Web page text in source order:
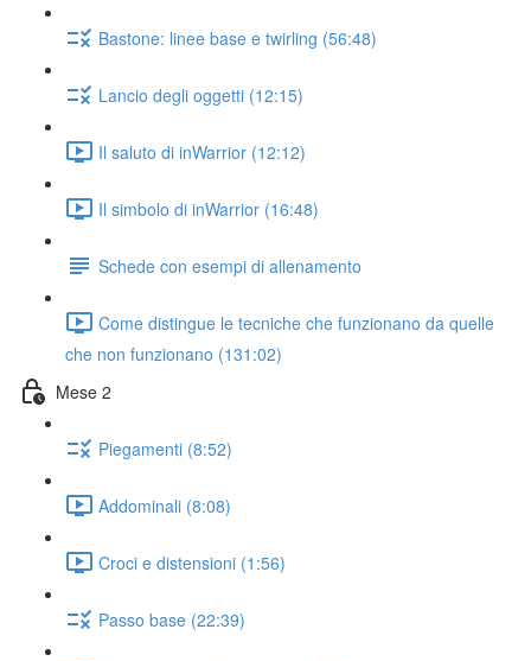
Bastone: linee base e twirling (56:48)
Lancio degli oggetti (12:15)
Il saluto di inWarrior (12:12)
Il simbolo di inWarrior (16:48)
Schede con esempi di allenamento
Come distingue le tecniche che funzionano da quelle
che non funzionano (131:02)
Mese 2
Piegamenti (8:52)
Addominali (8:08)
Croci e distensioni (1:56)
Passo base (22:39)